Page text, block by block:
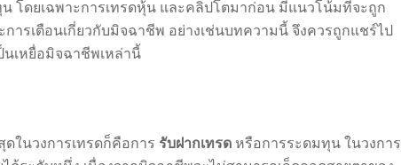
โดยเฉพาะการเทรดหุ้น และคลิปโตมาก่อน มีแนวโน้มที่จะถูก
ารเตือนเกี่ยวกับมิจฉาชีพ อย่างเช่นบทความนี้ จึงควรถูกแชร์ไป
เหยื่อมิจฉาชีพเหล่านี้
ในวงการเทรดก็คือการ รับฝากเทรด หรือการระดมทุน ในวงการ